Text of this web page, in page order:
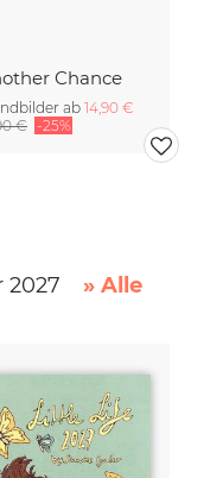
Chance
ab14,90 €
€ -25%
2027
» Alle